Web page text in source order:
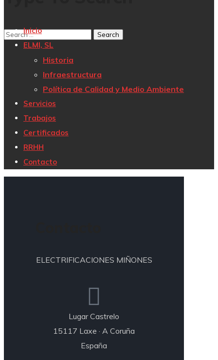
Inicio
ELMI, SL
Historia
Infraestructura
Política de Calidad y Medio Ambiente
Servicios
Trabajos
Certificados
RRHH
Contacto
ELECTRIFICACIONES MIÑONES
Lugar Castrelo
15117 Laxe · A Coruña
España